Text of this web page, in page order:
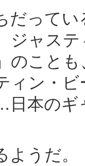
ってい
ジャス
のこと
ィン・
本のギ
うだ。